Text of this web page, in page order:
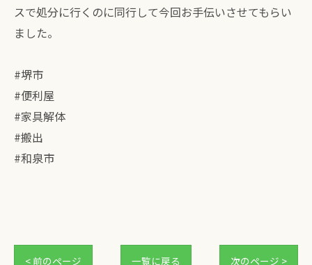
スで処分に行くのに同行して今回お手伝いさせてもらい
ました。
#堺市
#便利屋
#家具解体
#搬出
#和泉市
< 前のページ 一覧に戻る 次のページ >